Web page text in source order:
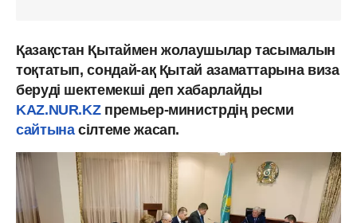
Қазақстан Қытаймен жолаушылар тасымалын
тоқтатып, сондай-ақ Қытай азаматтарына виза
беруді шектемекші деп хабарлайды
KAZ.NUR.KZ премьер-министрдің ресми
сайтынасілтеме жасап.